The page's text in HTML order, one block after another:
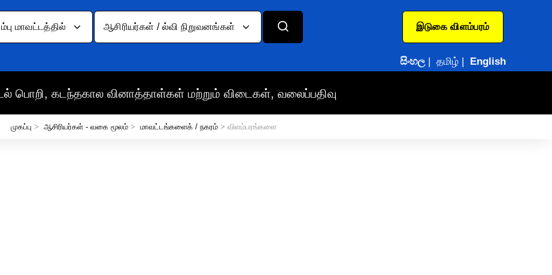
மாவட்டத்தில் ஆசிரியர்கள் / ல்வி நிறுவனங்கள் இடுகை விளம்பரம்
සිංහල|தமிழ் | English
பொறி, கடந்தகால வினாத்தாள்கள் மற்றும் விடைகள், வலைப்பதிவு
முகப்பு > ஆசிரியர்கள் - வகை மூலம் > மாவட்டங்களைக் / நகரம் > விளம்பரங்களை